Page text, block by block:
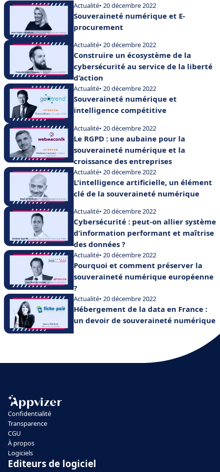
Actualité• 20 décembre 2022
Souveraineté numérique et E-
procurement
Actualité• 20 décembre 2022
Construire un écosystème de la
cybersécurité au service de la liberté
d’action
Actualité• 20 décembre 2022
Souveraineté numérique et
intelligence compétitive
Actualité• 20 décembre 2022
Le RGPD : une aubaine pour la
souveraineté numérique et la
croissance des entreprises
Actualité• 20 décembre 2022
L'intelligence artificielle, un élément
clé de la souveraineté numérique
Actualité• 20 décembre 2022
Cybersécurité : peut-on allier système
d’information performant et maîtrise
des données ?
Actualité• 20 décembre 2022
Pourquoi et comment préserver la
souveraineté numérique européenne
?
Actualité• 20 décembre 2022
Hébergement de la data en France :
un devoir de souveraineté numérique
Confidentialité
Transparence
CGU
À propos
Logiciels
Editeurs de logiciel